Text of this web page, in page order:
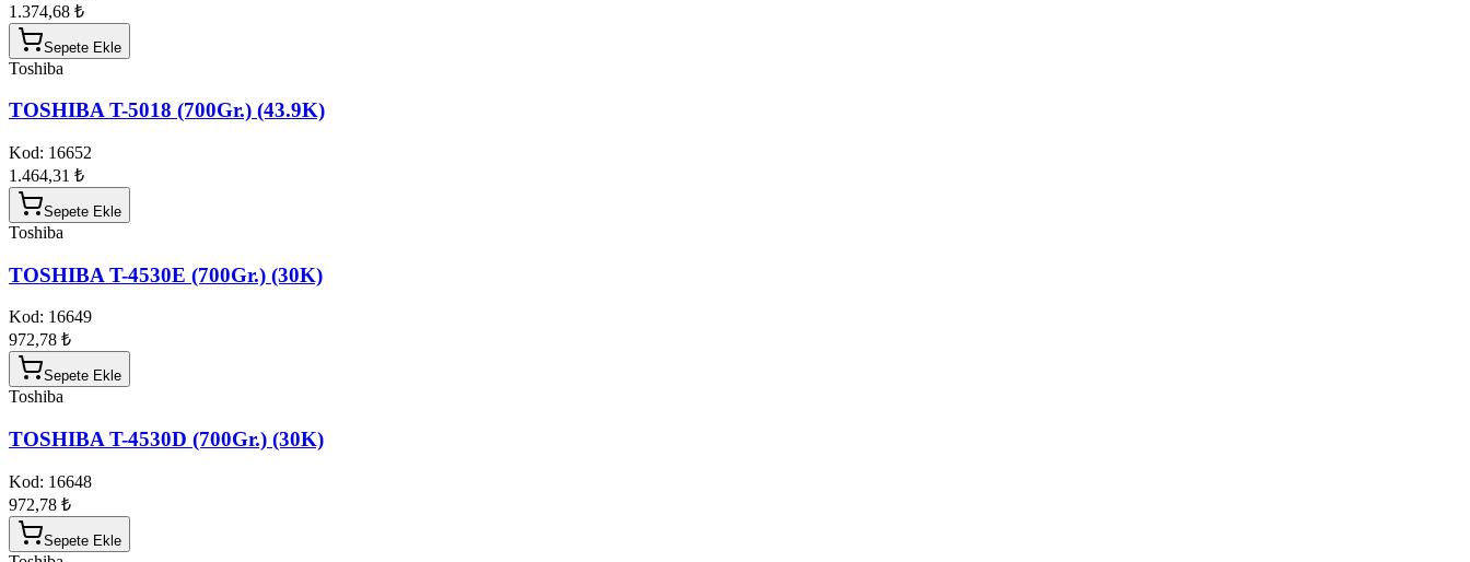
1.374,68 ₺
Sepete Ekle
Toshiba
TOSHIBA T-5018 (700Gr.) (43.9K)
Kod: 16652
1.464,31 ₺
Sepete Ekle
Toshiba
TOSHIBA T-4530E (700Gr.) (30K)
Kod: 16649
972,78 ₺
Sepete Ekle
Toshiba
TOSHIBA T-4530D (700Gr.) (30K)
Kod: 16648
972,78 ₺
Sepete Ekle